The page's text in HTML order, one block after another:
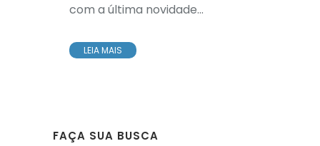
com a última novidade...
LEIA MAIS
FAÇA SUA BUSCA